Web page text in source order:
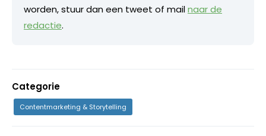
worden, stuur dan een tweet of mailnaar de
redactie.
Categorie
Contentmarketing & Storytelling